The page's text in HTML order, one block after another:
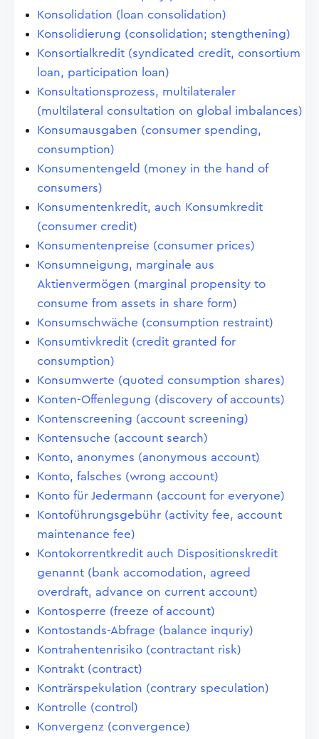
Konsolidation (loan consolidation)
Konsolidierung (consolidation; stengthening)
Konsortialkredit (syndicated credit, consortium
loan, participation loan)
Konsultationsprozess, multilateraler
(multilateral consultation on global imbalances)
Konsumausgaben (consumer spending,
consumption)
Konsumentengeld (money in the hand of
consumers)
Konsumentenkredit, auch Konsumkredit
(consumer credit)
Konsumentenpreise (consumer prices)
Konsumneigung, marginale aus
Aktienvermögen (marginal propensity to
consume from assets in share form)
Konsumschwäche (consumption restraint)
Konsumtivkredit (credit granted for
consumption)
Konsumwerte (quoted consumption shares)
Konten-Offenlegung (discovery of accounts)
Kontenscreening (account screening)
Kontensuche (account search)
Konto, anonymes (anonymous account)
Konto, falsches (wrong account)
Konto für Jedermann (account for everyone)
Kontoführungsgebühr (activity fee, account
maintenance fee)
Kontokorrentkredit auch Dispositionskredit
genannt (bank accomodation, agreed
overdraft, advance on current account)
Kontosperre (freeze of account)
Kontostands-Abfrage (balance inquriy)
Kontrahentenrisiko (contractant risk)
Kontrakt (contract)
Konträrspekulation (contrary speculation)
Kontrolle (control)
Konvergenz (convergence)